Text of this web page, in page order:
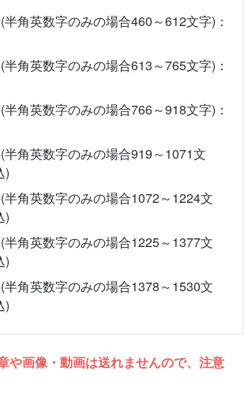
角英数字のみの場合460～612文字)：
角英数字のみの場合613～765文字)：
角英数字のみの場合766～918文字)：
角英数字のみの場合919～1071文
)
角英数字のみの場合1072～1224文
)
角英数字のみの場合1225～1377文
)
角英数字のみの場合1378～1530文
)
や画像・動画は送れませんので、注意